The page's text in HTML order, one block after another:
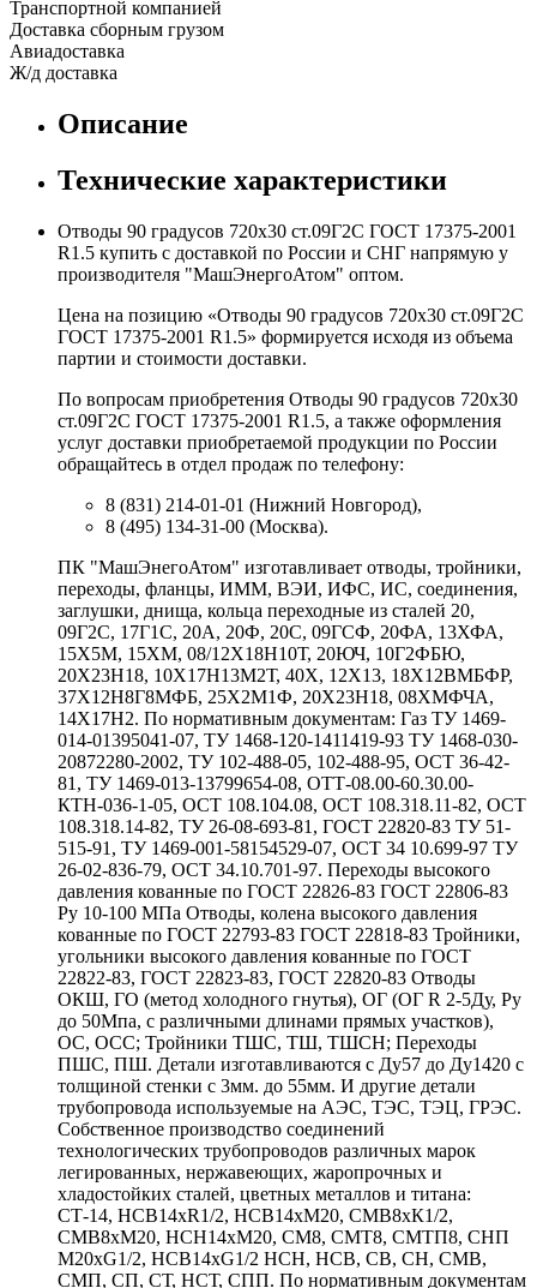
Транспортной компанией
Доставка сборным грузом
Авиадоставка
Ж/д доставка
Описание
Технические характеристики
Отводы 90 градусов 720х30 ст.09Г2С ГОСТ 17375-2001
R1.5 купить с доставкой по России и СНГ напрямую у
производителя "МашЭнергоАтом" оптом.
Цена на позицию «Отводы 90 градусов 720х30 ст.09Г2С
ГОСТ 17375-2001 R1.5» формируется исходя из объема
партии и стоимости доставки.
По вопросам приобретения Отводы 90 градусов 720х30
ст.09Г2С ГОСТ 17375-2001 R1.5, а также оформления
услуг доставки приобретаемой продукции по России
обращайтесь в отдел продаж по телефону:
8 (831) 214-01-01 (Нижний Новгород),
8 (495) 134-31-00 (Москва).
ПК "МашЭнегоАтом" изготавливает отводы, тройники,
переходы, фланцы, ИММ, ВЭИ, ИФС, ИС, соединения,
заглушки, днища, кольца переходные из сталей 20,
09Г2С, 17Г1С, 20А, 20Ф, 20С, 09ГСФ, 20ФА, 13ХФА,
15Х5М, 15ХМ, 08/12Х18Н10Т, 20ЮЧ, 10Г2ФБЮ,
20Х23Н18, 10Х17Н13М2Т, 40Х, 12Х13, 18Х12ВМБФР,
37Х12Н8Г8МФБ, 25Х2М1Ф, 20Х23Н18, 08ХМФЧА,
14Х17Н2. По нормативным документам: Газ ТУ 1469-
014-01395041-07, ТУ 1468-120-1411419-93 ТУ 1468-030-
20872280-2002, ТУ 102-488-05, 102-488-95, ОСТ 36-42-
81, ТУ 1469-013-13799654-08, ОТТ-08.00-60.30.00-
КТН-036-1-05, ОСТ 108.104.08, ОСТ 108.318.11-82, ОСТ
108.318.14-82, ТУ 26-08-693-81, ГОСТ 22820-83 ТУ 51-
515-91, ТУ 1469-001-58154529-07, ОСТ 34 10.699-97 ТУ
26-02-836-79, ОСТ 34.10.701-97. Переходы высокого
давления кованные по ГОСТ 22826-83 ГОСТ 22806-83
Ру 10-100 МПа Отводы, колена высокого давления
кованные по ГОСТ 22793-83 ГОСТ 22818-83 Тройники,
угольники высокого давления кованные по ГОСТ
22822-83, ГОСТ 22823-83, ГОСТ 22820-83 Отводы
ОКШ, ГО (метод холодного гнутья), ОГ (ОГ R 2-5Ду, Ру
до 50Мпа, с различными длинами прямых участков),
ОС, ОСС; Тройники ТШС, ТШ, ТШСН; Переходы
ПШС, ПШ. Детали изготавливаются с Ду57 до Ду1420 с
толщиной стенки с 3мм. до 55мм. И другие детали
трубопровода используемые на АЭС, ТЭС, ТЭЦ, ГРЭС.
Собственное производство соединений
технологических трубопроводов различных марок
легированных, нержавеющих, жаропрочных и
хладостойких сталей, цветных металлов и титана:
СТ-14, НСВ14хR1/2, НСВ14хМ20, СМВ8хК1/2,
СМВ8хМ20, НСН14хМ20, СМ8, СМТ8, СМТП8, СНП
М20хG1/2, НСВ14хG1/2 НСН, НСВ, СВ, СН, СМВ,
СМП, СП, СТ, НСТ, СПП. По нормативным документам